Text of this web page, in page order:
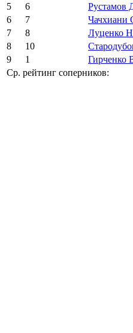
5
6 Рустамов
6
7 Чачхиани
7
8 Луценко
8
10
9
1 Гирченко
Ср. рейтинг соперников: